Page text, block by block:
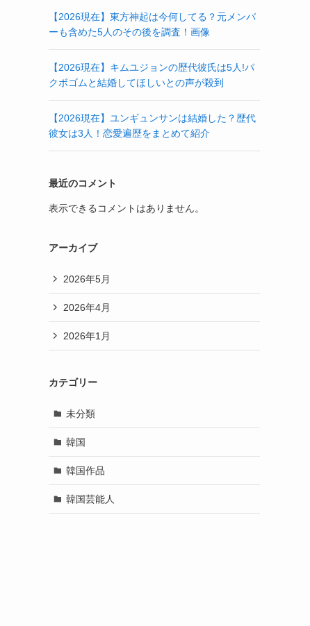
【2026現在】東方神起は今何してる？元メンバ
ーも含めた5人のその後を調査！画像
【2026現在】キムユジョンの歴代彼氏は5人!パ
クボゴムと結婚してほしいとの声が殺到
【2026現在】ユンギュンサンは結婚した？歴代
彼女は3人！恋愛遍歴をまとめて紹介
最近のコメント
表示できるコメントはありません。
アーカイブ
2026年5月
2026年4月
2026年1月
カテゴリー
未分類
韓国
韓国作品
韓国芸能人